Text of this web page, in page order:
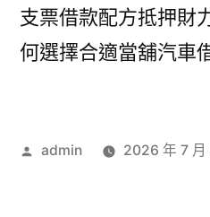
支票借款配方抵押財
何選擇合適當舖汽車
作
admin 2026 年 7 月